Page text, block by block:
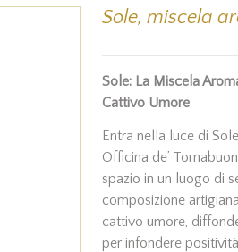
Sole, miscela
Sole: La Miscela
Cattivo Umore
Entra nella luce di
Officina de’
spazio in un luogo di
composizione
cattivo umore,
per infondere